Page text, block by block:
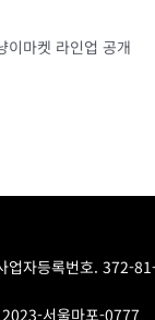
마켓 라인업 공개
업자등록번호. 372-
서울마포-0777